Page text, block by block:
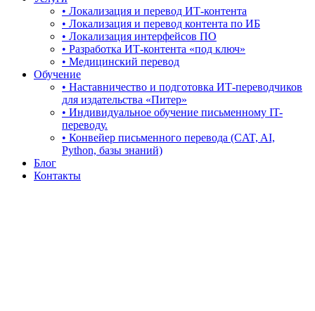
• Локализация и перевод ИТ-контента
• Локализация и перевод контента по ИБ
• Локализация интерфейсов ПО
• Разработка ИТ-контента «под ключ»
• Медицинский перевод
Обучение
• Наставничество и подготовка ИТ-переводчиков
для издательства «Питер»
• Индивидуальное обучение письменному IT-
переводу.
• Конвейер письменного перевода (CAT, AI,
Python, базы знаний)
Блог
Контакты